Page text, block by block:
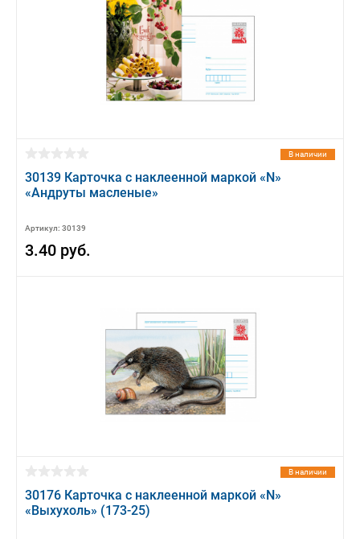
В наличии
30139 Карточка с наклеенной маркой «N»
«Андруты масленые»
Артикул: 30139
3.40 руб.
В наличии
30176 Карточка с наклеенной маркой «N»
«Выхухоль» (173-25)